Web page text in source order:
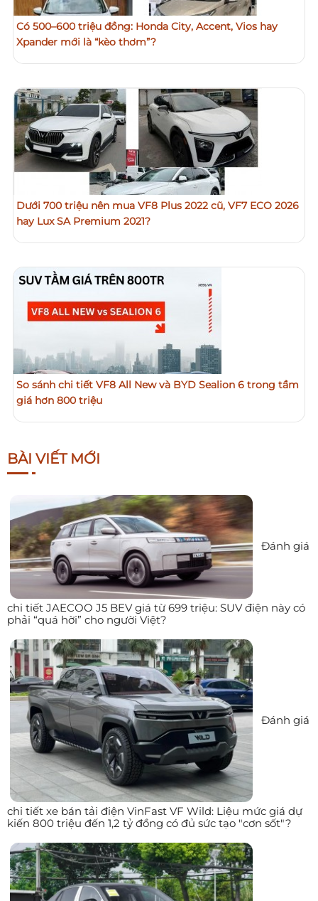
Có 500–600 triệu đồng: Honda City, Accent, Vios hay
Xpander mới là “kèo thơm”?
Dưới 700 triệu nên mua VF8 Plus 2022 cũ, VF7 ECO 2026
hay Lux SA Premium 2021?
So sánh chi tiết VF8 All New và BYD Sealion 6 trong tầm
giá hơn 800 triệu
BÀI VIẾT MỚI
Đánh giá
chi tiết JAECOO J5 BEV giá từ 699 triệu: SUV điện này có
phải “quá hời” cho người Việt?
Đánh giá
chi tiết xe bán tải điện VinFast VF Wild: Liệu mức giá dự
kiến 800 triệu đến 1,2 tỷ đồng có đủ sức tạo "cơn sốt"?